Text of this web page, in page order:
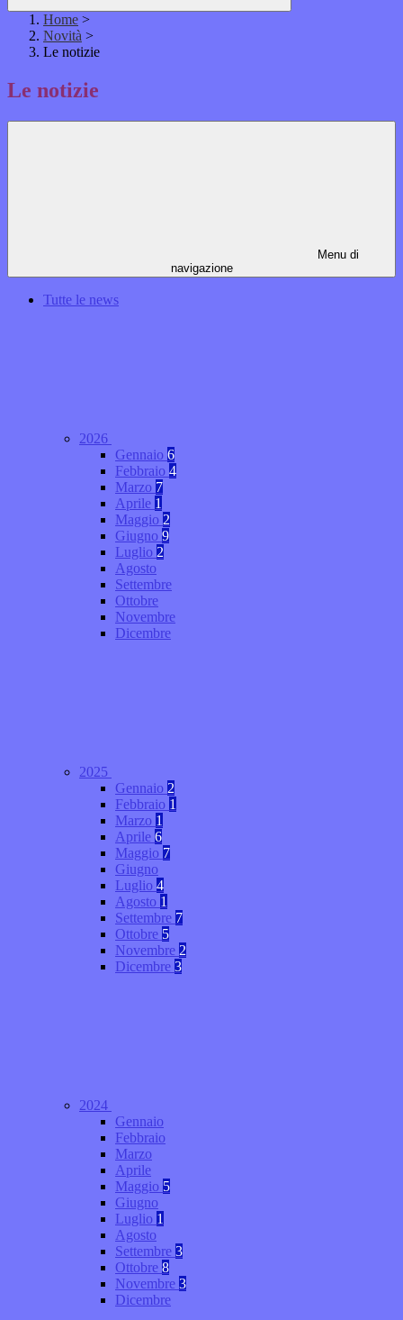
Home >
Novità >
Le notizie
Le notizie
Menu di
navigazione
Tutte le news
2026
Gennaio 6
Febbraio 4
Marzo 7
Aprile 1
Maggio 2
Giugno 9
Luglio 2
Agosto
Settembre
Ottobre
Novembre
Dicembre
2025
Gennaio 2
Febbraio 1
Marzo 1
Aprile 6
Maggio 7
Giugno
Luglio 4
Agosto 1
Settembre 7
Ottobre 5
Novembre 2
Dicembre 3
2024
Gennaio
Febbraio
Marzo
Aprile
Maggio 5
Giugno
Luglio 1
Agosto
Settembre 3
Ottobre 8
Novembre 3
Dicembre